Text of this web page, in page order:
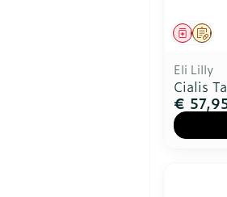
Op
Eli Lilly
Cialis
€